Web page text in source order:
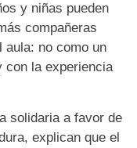
y niñas pueden
compañeras
aula: no como un
con la experiencia
solidaria a favor de
explican que el